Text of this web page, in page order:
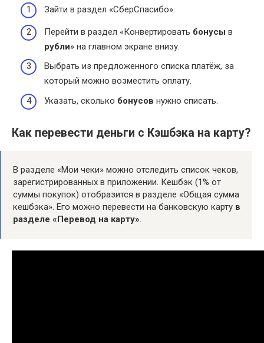
Зайти в раздел «СберСпасибо».
Перейти в раздел «Конвертировать бонусы в
рубли» на главном экране внизу.
Выбрать из предложенного списка платёж, за
который можно возместить оплату.
Указать, сколько бонусов нужно списать.
Как перевести деньги с Кэшбэка на карту?
В разделе «Мои чеки» можно отследить список чеков,
зарегистрированных в приложении. Кешбэк (1% от
суммы покупок) отобразится в разделе «Общая сумма
кешбэка». Его можно перевести на банковскую карту в
разделе «Перевод на карту».